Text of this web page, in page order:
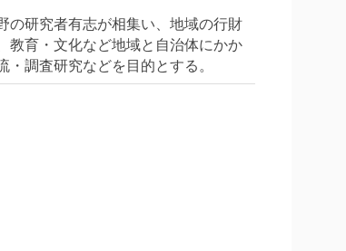
の研究者有志が相集い、地域の行財
教育・文化など地域と自治体にかか
調査研究などを目的とする。